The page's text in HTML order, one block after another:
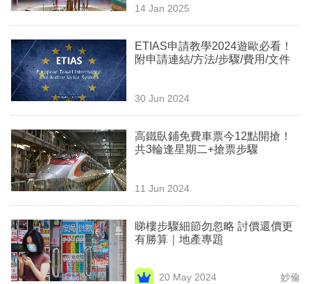
生
時
事
欄
訂
閱
區
14 Jan 2025
ETIAS申請教學2024遊歐必看！
附申請連結/方法/步驟/費用/文件
30 Jun 2024
高鐵臥鋪免費車票今12點開搶！
共3輪逢星期二+搶票步驟
11 Jun 2024
睇樓步驟細節勿忽略 討價還價更
有勝算｜地產專題
20 May 2024 妙倫